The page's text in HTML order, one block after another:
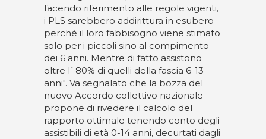
facendo riferimento alle regole vigenti,
i PLS sarebbero addirittura in esubero
perché il loro fabbisogno viene stimato
solo per i piccoli sino al compimento
dei 6 anni. Mentre di fatto assistono
oltre l`80% di quelli della fascia 6-13
anni". Va segnalato che la bozza del
nuovo Accordo collettivo nazionale
propone di rivedere il calcolo del
rapporto ottimale tenendo conto degli
assistibili di età 0-14 anni, decurtati dagli